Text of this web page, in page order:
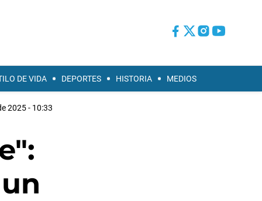
DE VIDA DEPORTES HISTORIA MEDIOS
2025 - 10:33